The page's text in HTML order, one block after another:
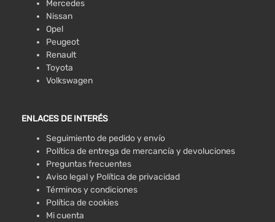
Mercedes
Nissan
Opel
Peugeot
Renault
Toyota
Volkswagen
ENLACES DE INTERÉS
Seguimiento de pedido y envío
Política de entrega de mercancía y devoluciones
Preguntas frecuentes
Aviso legal y Política de privacidad
Términos y condiciones
Política de cookies
Mi cuenta